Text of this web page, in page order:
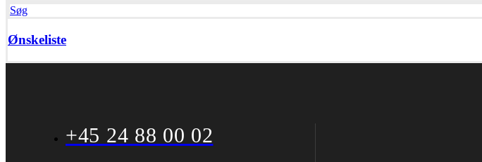
Søg
Ønskeliste
+45 24 88 00 02